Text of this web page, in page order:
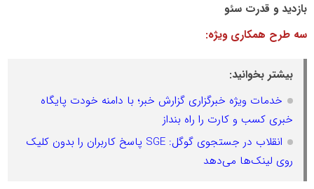
بازدید و قدرت سئو
سه طرح همکاری ویژه:
بیشتر بخوانید:
خدمات ویژه خبرگزاری گزارش خبر؛ با دامنه خودت پایگاه
خبری کسب و کارت را راه بنداز
انقلاب در جستجوی گوگل: SGE پاسخ کاربران را بدون کلیک
روی لینک‌ها می‌دهد